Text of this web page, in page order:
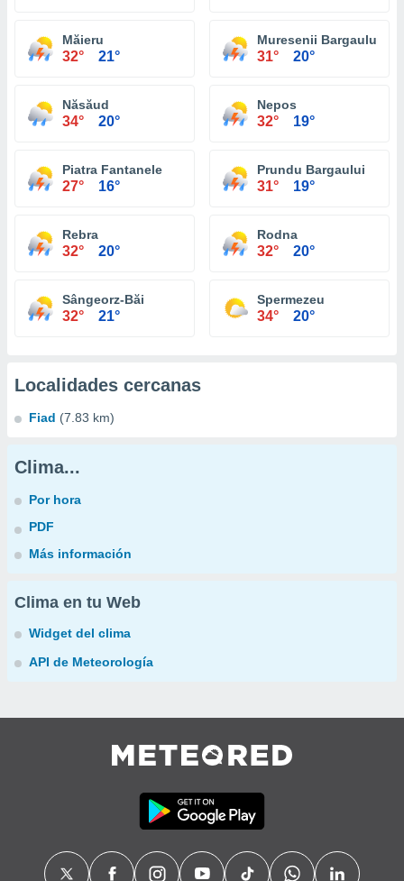
Măieru
32° 21°
Muresenii Bargaului
31° 20°
Năsăud
34° 20°
Nepos
32° 19°
Piatra Fantanele
27° 16°
Prundu Bargaului
31° 19°
Rebra
32° 20°
Rodna
32° 20°
Sângeorz-Băi
32° 21°
Spermezeu
34° 20°
Localidades cercanas
Fiad (7.83 km)
Clima...
Por hora
PDF
Más información
Clima en tu Web
Widget del clima
API de Meteorología